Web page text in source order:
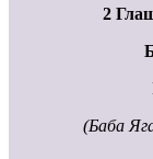
2
(Баба